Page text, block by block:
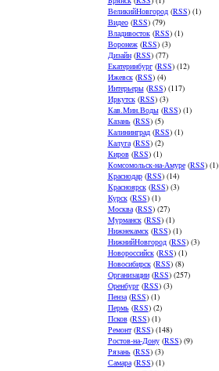
ВеликийНовгород(RSS) (1)
Видео(RSS) (79)
Владивосток(RSS) (1)
Воронеж(RSS) (3)
Дизайн(RSS) (77)
Екатеринбург(RSS) (12)
Ижевск(RSS) (4)
Интерьеры(RSS) (117)
Иркутск(RSS) (3)
Кав.Мин.Воды(RSS) (1)
Казань(RSS) (5)
Калининград(RSS) (1)
Калуга(RSS) (2)
Киров(RSS) (1)
Комсомольск-на-Амуре(RSS) (1)
Краснодар(RSS) (14)
Красноярск(RSS) (3)
Курск(RSS) (1)
Москва(RSS) (27)
Мурманск(RSS) (1)
Нижнекамск(RSS) (1)
НижнийНовгород(RSS) (3)
Новороссийск(RSS) (1)
Новосибирск(RSS) (8)
Организации(RSS) (257)
Оренбург(RSS) (3)
Пенза(RSS) (1)
Пермь(RSS) (2)
Псков(RSS) (1)
Ремонт(RSS) (148)
Ростов-на-Дону(RSS) (9)
Рязань(RSS) (3)
Самара(RSS) (1)